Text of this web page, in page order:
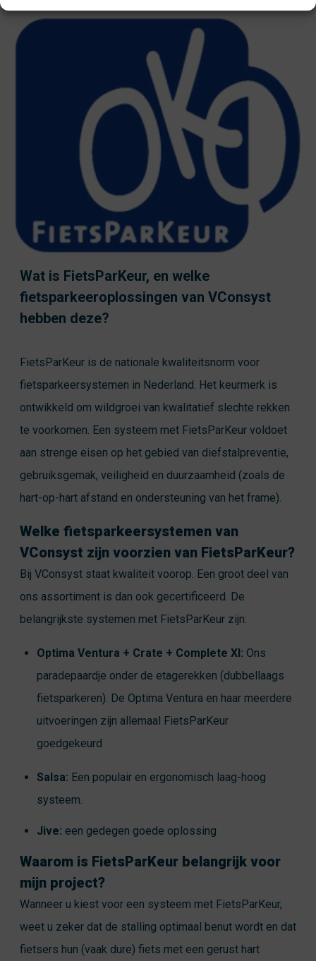
Wat is FietsParKeur, en welke
fietsparkeeroplossingen van VConsyst
hebben deze?
FietsParKeur is de nationale kwaliteitsnorm voor
fietsparkeersystemen in Nederland. Het keurmerk is
ontwikkeld om wildgroei van kwalitatief slechte rekken
te voorkomen. Een systeem met FietsParKeur voldoet
aan strenge eisen op het gebied van diefstalpreventie,
gebruiksgemak, veiligheid en duurzaamheid (zoals de
hart-op-hart afstand en ondersteuning van het frame).
Welke fietsparkeersystemen van
VConsyst zijn voorzien van FietsParKeur?
Bij VConsyst staat kwaliteit voorop. Een groot deel van
ons assortiment is dan ook gecertificeerd. De
belangrijkste systemen met FietsParKeur zijn:
Optima Ventura + Crate + Complete Xl: Ons
paradepaardje onder de etagerekken (dubbellaags
fietsparkeren). De Optima Ventura en haar meerdere
uitvoeringen zijn allemaal FietsParKeur
goedgekeurd
Salsa: Een populair en ergonomisch laag-hoog
systeem.
Jive: een gedegen goede oplossing
Waarom is FietsParKeur belangrijk voor
mijn project?
Wanneer u kiest voor een systeem met FietsParKeur,
weet u zeker dat de stalling optimaal benut wordt en dat
fietsers hun (vaak dure) fiets met een gerust hart